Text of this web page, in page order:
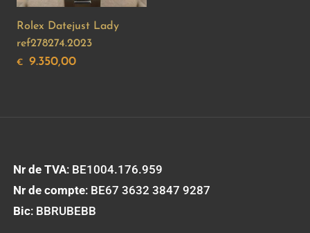
Rolex Datejust Lady
ref278274.2023
€ 9.350,00
Nr de TVA: BE1004.176.959
Nr de compte: BE67 3632 3847 9287
Bic: BBRUBEBB